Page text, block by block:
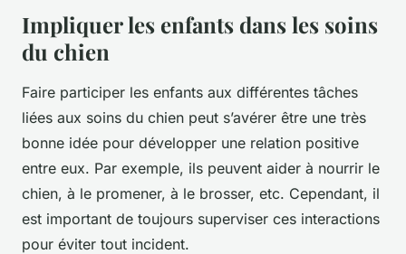
Impliquer les enfants dans les soins
du chien
Faire participer les enfants aux différentes tâches
liées aux soins du chien peut s’avérer être une très
bonne idée pour développer une relation positive
entre eux. Par exemple, ils peuvent aider à nourrir le
chien, à le promener, à le brosser, etc. Cependant, il
est important de toujours superviser ces interactions
pour éviter tout incident.